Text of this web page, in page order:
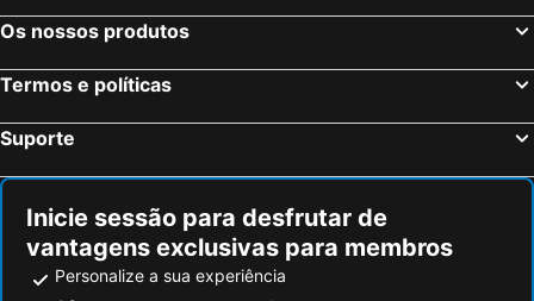
Os nossos produtos
Termos e políticas
Suporte
Inicie sessão para desfrutar de
vantagens exclusivas para membros
Personalize a sua experiência